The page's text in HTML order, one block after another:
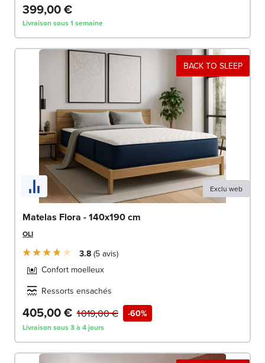
399,00 €
Livraison sous 1 semaine
BACK TO SLEEP
Exclu web
Matelas Flora - 140x190 cm
OLI
3.8 5 avis
Confort moelleux
Ressorts ensachés
405,00 € -60%
1 019,00 €
Livraison sous 3 à 4 jours